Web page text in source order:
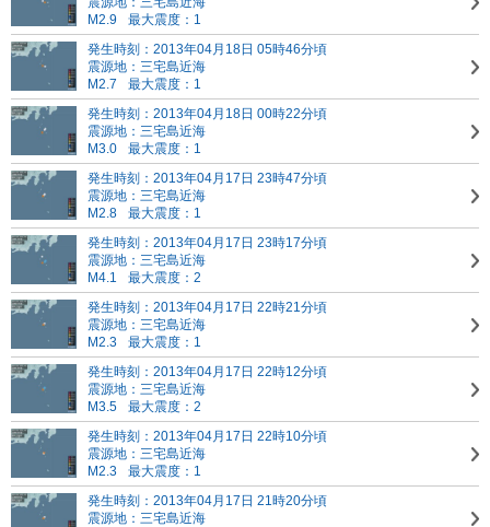
M2.9
最大震度：1
発生時刻：2013年04月18日 05時46分頃
震源地：三宅島近海
M2.7
最大震度：1
発生時刻：2013年04月18日 00時22分頃
震源地：三宅島近海
M3.0
最大震度：1
発生時刻：2013年04月17日 23時47分頃
震源地：三宅島近海
M2.8
最大震度：1
発生時刻：2013年04月17日 23時17分頃
震源地：三宅島近海
M4.1
最大震度：2
発生時刻：2013年04月17日 22時21分頃
震源地：三宅島近海
M2.3
最大震度：1
発生時刻：2013年04月17日 22時12分頃
震源地：三宅島近海
M3.5
最大震度：2
発生時刻：2013年04月17日 22時10分頃
震源地：三宅島近海
M2.3
最大震度：1
発生時刻：2013年04月17日 21時20分頃
震源地：三宅島近海